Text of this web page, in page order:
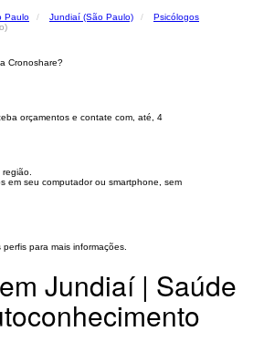
Paulo Jundiaí (São Paulo)
Psicólogos
Cronoshare?
orçamentos e contate com, até, 4
em seu computador ou smartphone, sem
para mais informações.
Jundiaí | Saúde